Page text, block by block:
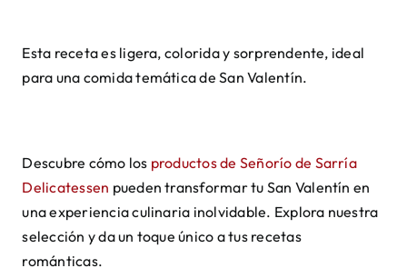
Esta receta es ligera, colorida y sorprendente, ideal
para una comida temática de San Valentín.
Descubre cómo los productos de Señorío de Sarría
Delicatessen pueden transformar tu San Valentín en
una experiencia culinaria inolvidable. Explora nuestra
selección y da un toque único a tus recetas
románticas.